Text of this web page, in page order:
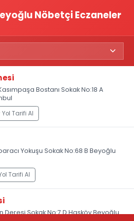
Nöbetçi Eczaneler
Bostanı Sokak No:18 A
Yol Tarifi Al
Yokuşu Sokak No:68 B Beyoğlu
Tarifi Al
Sokak No:7 D Hasköy Beyoğlu